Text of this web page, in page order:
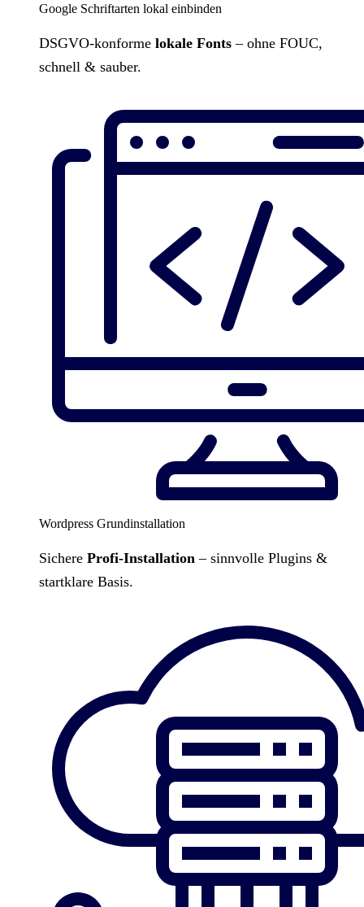
Google Schriftarten lokal einbinden
DSGVO-konforme lokale Fonts – ohne FOUC,
schnell & sauber.
Wordpress Grundinstallation
Sichere Profi-Installation – sinnvolle Plugins &
startklare Basis.